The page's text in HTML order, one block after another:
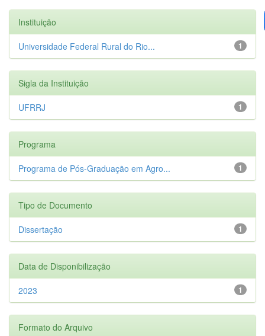
Instituição
1
Universidade Federal Rural do Rio...
Sigla da Instituição
1
UFRRJ
Programa
1
Programa de Pós-Graduação em Agro...
Tipo de Documento
1
Dissertação
Data de Disponibilização
1
2023
Formato do Arquivo